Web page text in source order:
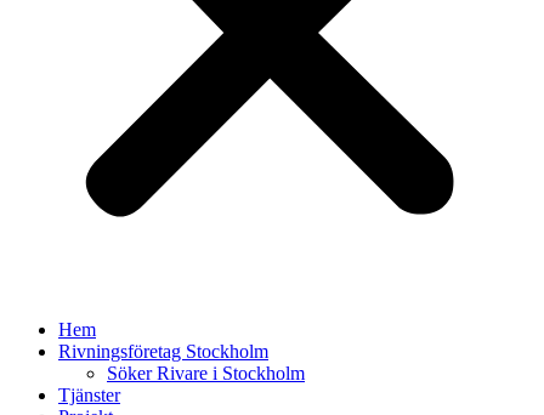
Hem
Rivningsföretag Stockholm
Söker Rivare i Stockholm
Tjänster